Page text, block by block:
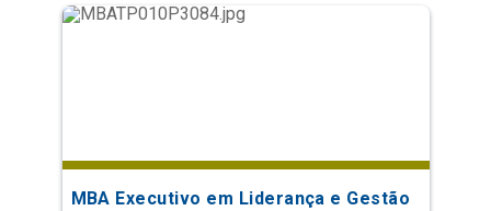
MBA Executivo em Liderança e Gestão